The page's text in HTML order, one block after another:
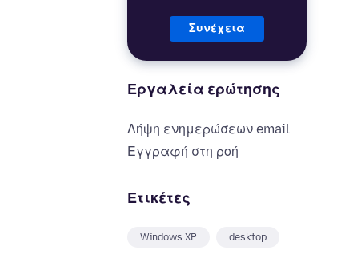
Συνέχεια
Εργαλεία ερώτησης
Λήψη ενημερώσεων email
Εγγραφή στη ροή
Ετικέτες
Windows XP desktop